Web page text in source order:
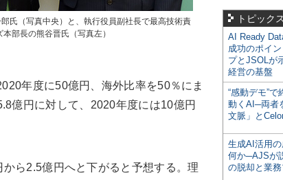
氏（写真中央）と、執行役員副社長で最高技術責
部長の熊谷晋氏（写真左）
年度に50億円、海外比率を50％にま
億円に対して、2020年度には10億円
ら2.5億円へと下がると予想する。理
トピックス
AI Ready
成功のポイ
プとJSOLが
経営の基盤
“感動デモ”
動くAI─両者
文脈」と
生成AI活用
何か─AJSが
の脱却と業